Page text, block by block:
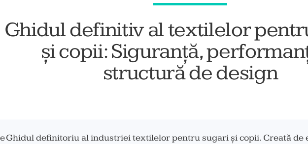
Ghidul definitiv al textilelor
și copii: Siguranță,
structură de design
Ghidul definitoriu al industriei textilelor pentru sugari și copii. Creată de